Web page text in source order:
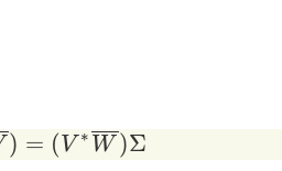
\Sigma (W^*
) = ( V ∗ W )Σ